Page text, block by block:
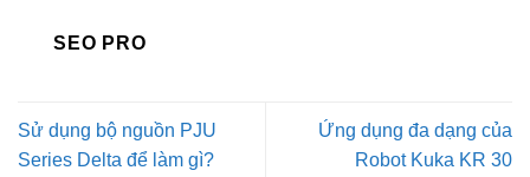
SEO PRO
Sử dụng bộ nguồn PJU
Series Delta để làm gì?
Ứng dụng đa dạng của
Robot Kuka KR 30